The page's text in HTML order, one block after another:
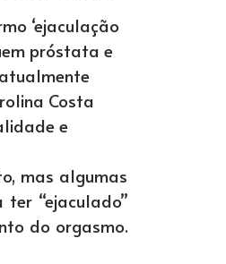
‘ejaculação
próstata e
Costa
e
mas algumas
“ejaculado”
do orgasmo.